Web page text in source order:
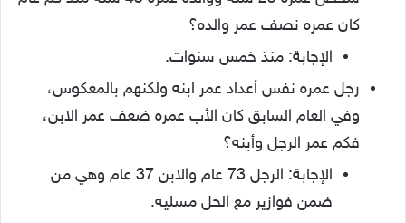
كان عمره نصف عمر والده؟
الإجابة: منذ خمس سنوات.
رجل عمره نفس أعداد عمر ابنه ولكنهم بالمعكوس،
وفي العام السابق كان الأب عمره ضعف عمر الابن،
فكم عمر الرجل وأبنه؟
الإجابة: الرجل 73 عام والابن 37 عام وهي من
ضمن فوازير مع الحل مسليه.